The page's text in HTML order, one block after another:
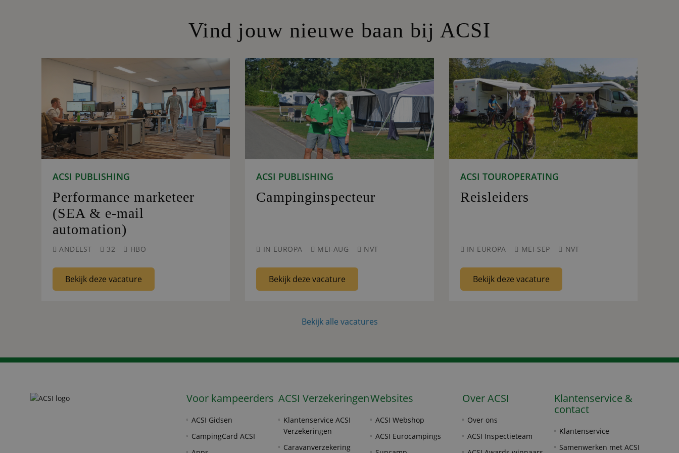
Vind jouw nieuwe baan bij ACSI
ACSI PUBLISHING
Performance marketeer
(SEA & e-mail
automation)
ANDELST 32 HBO
Bekijk deze vacature
ACSI PUBLISHING
Campinginspecteur
IN EUROPA MEI-AUG NVT
Bekijk deze vacature
ACSI TOUROPERATING
Reisleiders
IN EUROPA MEI-SEP NVT
Bekijk deze vacature
Bekijk alle vacatures
Voor kampeerders
ACSI Gidsen
CampingCard ACSI
ACSI Verzekeringen
Klantenservice ACSI
Verzekeringen
Caravanverzekering
Websites
ACSI Webshop
ACSI Eurocampings
Over ACSI
Over ons
ACSI Inspectieteam
Klantenservice &
contact
Klantenservice
Samenwerken met ACSI